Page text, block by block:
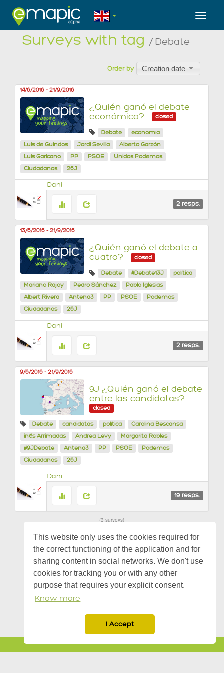
This website only uses the cookies required for
the correct functioning of the application and for
sharing content in social networks. We don't use
cookies for tracking you or with any other
purpose that requires your explicit consent.
Know more
I Accept
Surveys with tag / Debate
Order by Creation date
14/6/2016 - 21/9/2016
¿Quién ganó el debate
económico?
closed
Debate
economía
Luis de Guindos
Jordi Sevilla
Alberto Garzón
Luis Garicano
PP PSOE
Unidos Podemos
Ciudadanos
26J
Dani
2 resps.
13/6/2016 - 21/9/2016
¿Quién ganó el debate a
cuatro?
closed
Debate #Debate13J
política
Mariano Rajoy
Pedro Sánchez
Pablo Iglesias
Albert Rivera
Antena3 PP PSOE
Podemos
Ciudadanos
26J
Dani
2 resps.
9/6/2016 - 21/9/2016
9J ¿Quién ganó el debate
entre las candidatas?
closed
Debate candidatas política
Carolina Bescansa
inés Arrimadas
Andrea Levy
Margarita Robles
#9JDebate
Antena3 PP PSOE
Podemos
Ciudadanos
26J
Dani
19 resps.
3 surveys